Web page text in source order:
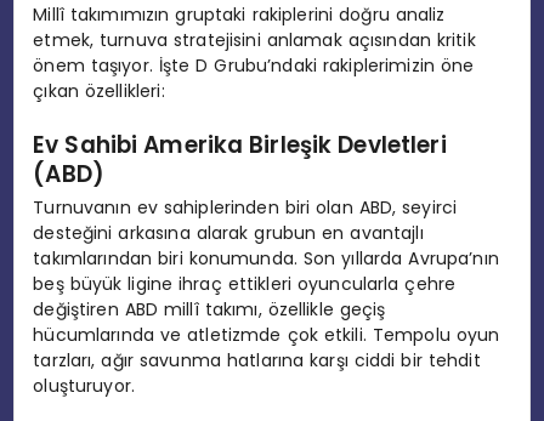
Millî takımımızın gruptaki rakiplerini doğru analiz
etmek, turnuva stratejisini anlamak açısından kritik
önem taşıyor. İşte D Grubu’ndaki rakiplerimizin öne
çıkan özellikleri:
Ev Sahibi Amerika Birleşik Devletleri
(ABD)
Turnuvanın ev sahiplerinden biri olan ABD, seyirci
desteğini arkasına alarak grubun en avantajlı
takımlarından biri konumunda. Son yıllarda Avrupa’nın
beş büyük ligine ihraç ettikleri oyuncularla çehre
değiştiren ABD millî takımı, özellikle geçiş
hücumlarında ve atletizmde çok etkili. Tempolu oyun
tarzları, ağır savunma hatlarına karşı ciddi bir tehdit
oluşturuyor.